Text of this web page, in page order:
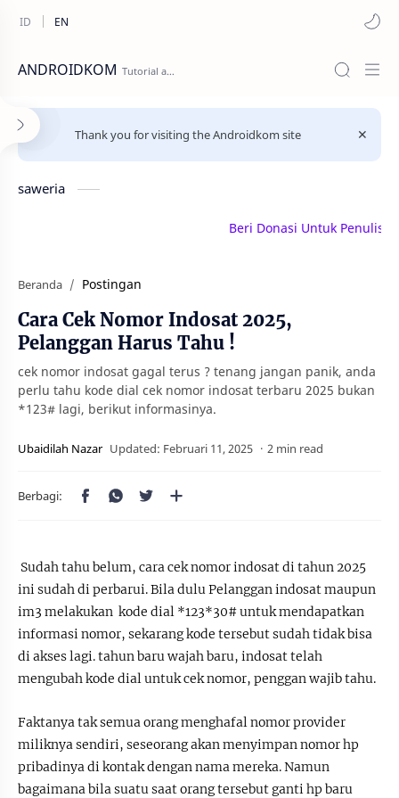
ANDROIDKOM
Thank you for visiting the Androidkom site
saweria
Beri Donasi Untuk Penulis |
Beranda Postingan
Cara Cek Nomor Indosat 2025,
Pelanggan Harus Tahu !
cek nomor indosat gagal terus ? tenang jangan panik, anda
perlu tahu kode dial cek nomor indosat terbaru 2025 bukan
*123# lagi, berikut informasinya.
2 min read
Sudah tahu belum, cara cek nomor indosat di tahun 2025
ini sudah di perbarui. Bila dulu Pelanggan indosat maupun
im3 melakukan kode dial *123*30# untuk mendapatkan
informasi nomor, sekarang kode tersebut sudah tidak bisa
di akses lagi. tahun baru wajah baru, indosat telah
mengubah kode dial untuk cek nomor, penggan wajib tahu.
Faktanya tak semua orang menghafal nomor provider
miliknya sendiri, seseorang akan menyimpan nomor hp
pribadinya di kontak dengan nama mereka. Namun
bagaimana bila suatu saat orang tersebut ganti hp baru